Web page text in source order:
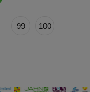
99 100